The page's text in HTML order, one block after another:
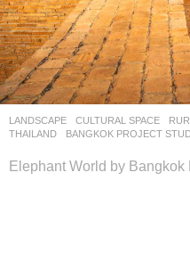
LANDSCAPE CULTURAL SPACE ,
THAILAND
BANGKOK PROJECT
Elephant World by Bangkok